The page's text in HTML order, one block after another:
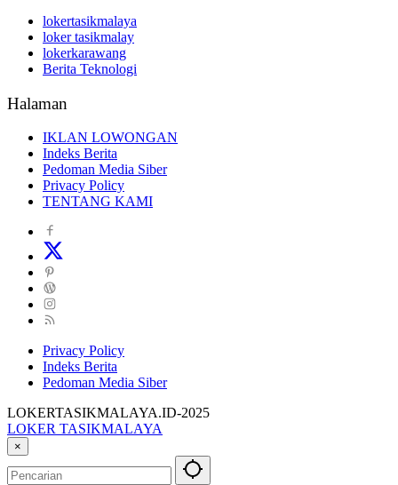
lokertasikmalaya
loker tasikmalay
lokerkarawang
Berita Teknologi
Halaman
IKLAN LOWONGAN
Indeks Berita
Pedoman Media Siber
Privacy Policy
TENTANG KAMI
Privacy Policy
Indeks Berita
Pedoman Media Siber
LOKERTASIKMALAYA.ID-2025
LOKER TASIKMALAYA
Info
Lowongan
Kerja
×